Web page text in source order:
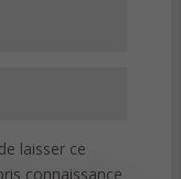
laisser ce
connaissance